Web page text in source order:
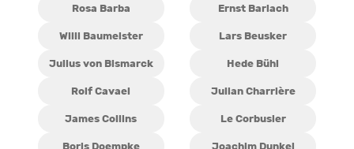
Rosa Barba Ernst Barlach
Willi Baumeister Lars Beusker
Julius von Bismarck Hede Bühl
Rolf Cavael Julian Charrière
James Collins Le Corbusier
Boris Doempke Joachim Dunkel